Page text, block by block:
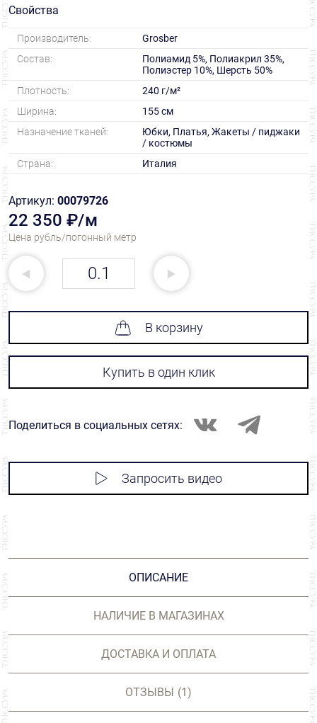
Свойства
Производитель:
Grosber
Состав:
Полиамид 5%, Полиакрил 35%,
Полиэстер 10%, Шерсть 50%
Плотность:
240 г/м²
Ширина:
155 см
Назначение тканей:
Юбки, Платья, Жакеты / пиджаки
/ костюмы
Страна:
Италия
Артикул: 00079726
22 350 ₽/м
Цена рубль/погонный метр
В корзину
Купить в один клик
Поделиться в социальных сетях:
Запросить видео
ОПИСАНИЕ
НАЛИЧИЕ В МАГАЗИНАХ
ДОСТАВКА И ОПЛАТА
ОТЗЫВЫ (1)